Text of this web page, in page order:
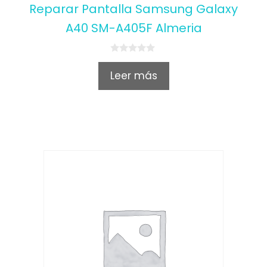
Reparar Pantalla Samsung Galaxy
A40 SM-A405F Almeria
0
u
Leer más